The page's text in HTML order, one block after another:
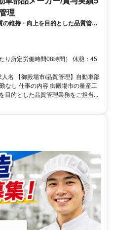
理
維持・向上を目的とした品質管理
方でも、業務を通じて少しずつ専
り所定労働時間08時間） 休憩：45
名 【御殿場市/品質管理】自動車部
なし 仕事の内容 御殿場市の量産工
的とした品質管理業務をご担当...